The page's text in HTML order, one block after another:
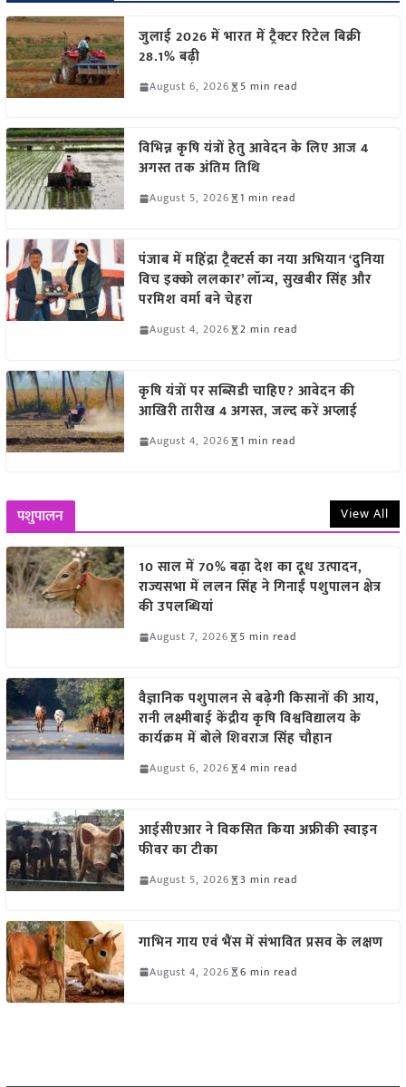
जुलाई 2026 में भारत में ट्रैक्टर रिटेल बिक्री
28.1% बढ़ी
August 6, 2026 5 min read
विभिन्न कृषि यंत्रों हेतु आवेदन के लिए आज 4
अगस्त तक अंतिम तिथि
August 5, 2026 1 min read
पंजाब में महिंद्रा ट्रैक्टर्स का नया अभियान ‘दुनिया
विच इक्को ललकार’ लॉन्च, सुखबीर सिंह और
परमिश वर्मा बने चेहरा
August 4, 2026 2 min read
कृषि यंत्रों पर सब्सिडी चाहिए? आवेदन की
आखिरी तारीख 4 अगस्त, जल्द करें अप्लाई
August 4, 2026 1 min read
पशुपालन View All
10 साल में 70% बढ़ा देश का दूध उत्पादन,
राज्यसभा में ललन सिंह ने गिनाईं पशुपालन क्षेत्र
की उपलब्धियां
August 7, 2026 5 min read
वैज्ञानिक पशुपालन से बढ़ेगी किसानों की आय,
रानी लक्ष्मीबाई केंद्रीय कृषि विश्वविद्यालय के
कार्यक्रम में बोले शिवराज सिंह चौहान
August 6, 2026 4 min read
आईसीएआर ने विकसित किया अफ्रीकी स्वाइन
फीवर का टीका
August 5, 2026 3 min read
गाभिन गाय एवं भैंस में संभावित प्रसव के लक्षण
August 4, 2026 6 min read